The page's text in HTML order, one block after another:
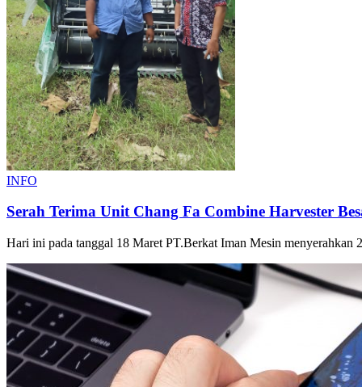
INFO
Serah Terima Unit Chang Fa Combine Harvester
Hari ini pada tanggal 18 Maret PT.Berkat Iman Mesin